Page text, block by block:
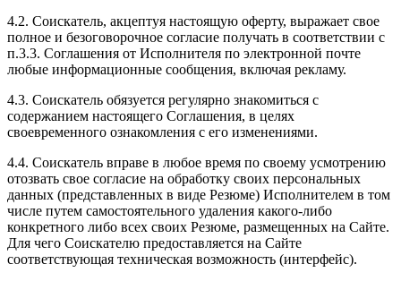
4.2. Соискатель, акцептуя настоящую оферту, выражает свое
полное и безоговорочное согласие получать в соответствии с
п.3.3. Соглашения от Исполнителя по электронной почте
любые информационные сообщения, включая рекламу.
4.3. Соискатель обязуется регулярно знакомиться с
содержанием настоящего Соглашения, в целях
своевременного ознакомления с его изменениями.
4.4. Соискатель вправе в любое время по своему усмотрению
отозвать свое согласие на обработку своих персональных
данных (представленных в виде Резюме) Исполнителем в том
числе путем самостоятельного удаления какого-либо
конкретного либо всех своих Резюме, размещенных на Сайте.
Для чего Соискателю предоставляется на Сайте
соответствующая техническая возможность (интерфейс).